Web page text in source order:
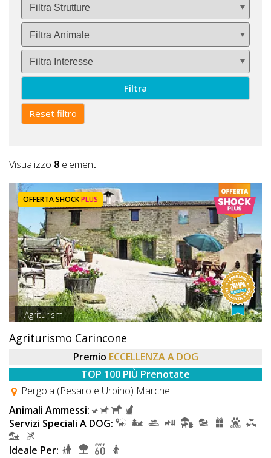
Filtra
Reset filtro
Visualizzo 8 elementi
OFFERTA SHOCKPLUS
Agriturismi
Agriturismo Carincone
Premio ECCELLENZA A DOG
TOP 100 PIÙ Prenotate
Pergola (Pesaro e Urbino) Marche
Animali Ammessi:
Servizi Speciali A DOG:
Ideale Per: